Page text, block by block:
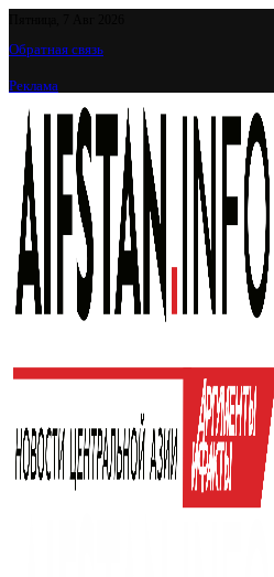
Обратная связь
Реклама